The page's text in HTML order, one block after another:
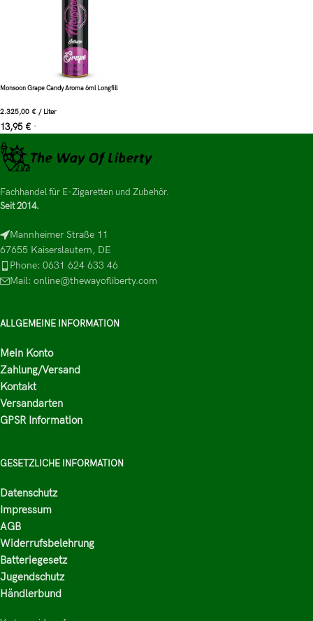
Monsoon Grape Candy Aroma 6ml Longfill
2.325,00 € / Liter
13,95 € *
Fachhandel für E-Zigaretten und Zubehör.
Seit 2014.
Mannheimer Straße 11
67655 Kaiserslautern, DE
Phone: 0631 624 633 46
Mail: online@thewayofliberty.com
ALLGEMEINE INFORMATION
Mein Konto
Zahlung/Versand
Kontakt
Versandarten
GPSR Information
GESETZLICHE INFORMATION
Datenschutz
Impressum
AGB
Widerrufsbelehrung
Batteriegesetz
Jugendschutz
Händlerbund